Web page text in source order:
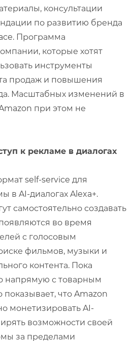
консультации
по развитию бренда
Программа
которые хотят
инструменты
продаж и повышения
Масштабных изменений в
при этом не
к рекламе в диалогах
self-service для
в AI-диалогах Alexa+.
самостоятельно создавать
во время
с голосовым
фильмов, музыки и
контента. Пока
напрямую с товарным
что Amazon
монетизировать AI-
возможности своей
за пределами